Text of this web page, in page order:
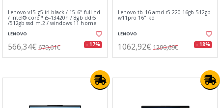
Lenovo v15 g5 irl black / 15.6" full hd
/ intel® core™ i5-13420h / 8gb ddr5
/512gb ssd m.2 / windows 11 home
LENOVO
566,34€ 679,61€ - 17%
Lenovo tb 16 amd r5-220 16gb 512gb
w11pro 16" kd
LENOVO
1062,92€ 1290,69€ - 18%